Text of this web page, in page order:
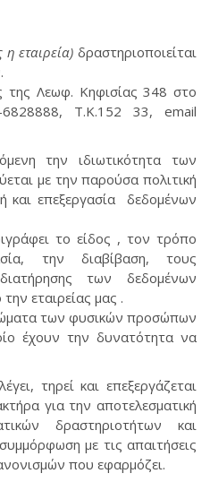
η εταιρεία)δραστηριοποιείται
της Λεωφ. Κηφισίας 348 στο
Τ.Κ.152 33, email
την ιδιωτικότητα των
με την παρούσα πολιτική
και επεξεργασία δεδομένων
το είδος , τον τρόπο
την διαβίβαση, τους
των δεδομένων
εταιρείας μας .
των φυσικών προσώπων
έχουν την δυνατότητα να
τηρεί και επεξεργάζεται
για την αποτελεσματική
δραστηριοτήτων και
με τις απαιτήσεις
που εφαρμόζει.